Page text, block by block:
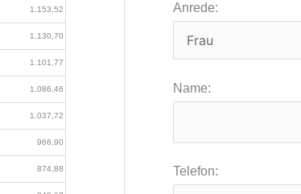
1.153,52
1.130,70
1.101,77
1.086,46
1.037,72
966,90
874,88
Anrede:
Name:
Telefon: